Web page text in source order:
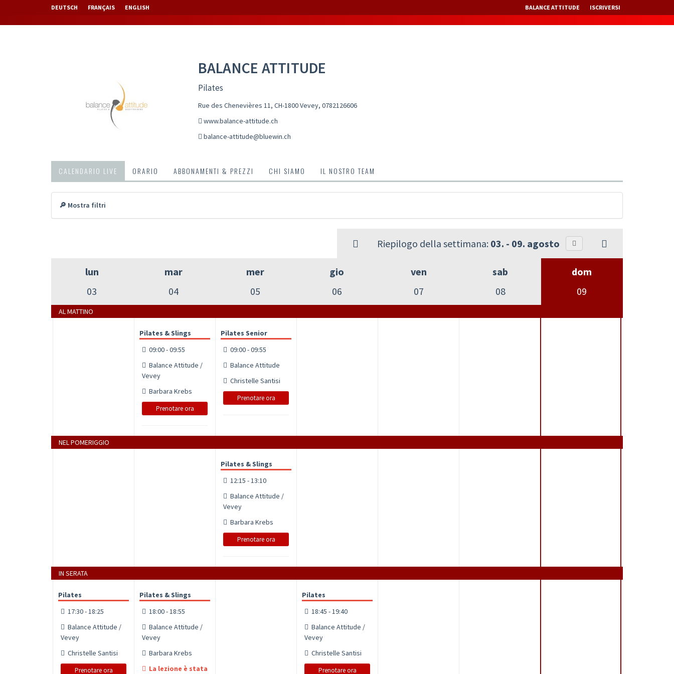
DEUTSCH FRANÇAIS ENGLISH BALANCE ATTITUDE ISCRIVERSI
BALANCE ATTITUDE
Pilates
Rue des Chenevières 11, CH-1800 Vevey, 0782126606
www.balance-attitude.ch
balance-attitude@bluewin.ch
CALENDARIO LIVE ORARIO ABBONAMENTI & PREZZI CHI SIAMO IL NOSTRO TEAM
🔎 Mostra filtri
Riepilogo della settimana: 03. - 09. agosto
lun
03
mar
04
mer
05
gio
06
ven
07
sab
08
dom
09
AL MATTINO
Pilates & Slings
09:00 - 09:55
Balance Attitude /
Vevey
Barbara Krebs
Prenotare ora
Pilates Senior
09:00 - 09:55
Balance Attitude
Christelle Santisi
Prenotare ora
NEL POMERIGGIO
Pilates & Slings
12:15 - 13:10
Balance Attitude /
Vevey
Barbara Krebs
Prenotare ora
IN SERATA
Pilates
17:30 - 18:25
Balance Attitude /
Vevey
Christelle Santisi
Prenotare ora
Pilates & Slings
18:00 - 18:55
Balance Attitude /
Vevey
Barbara Krebs
La lezione è stata
Pilates
18:45 - 19:40
Balance Attitude /
Vevey
Christelle Santisi
Prenotare ora